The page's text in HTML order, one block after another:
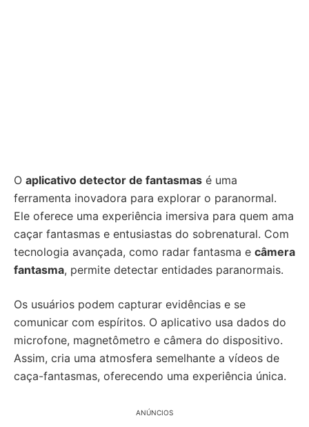
O aplicativo detector de fantasmas é uma
ferramenta inovadora para explorar o paranormal.
Ele oferece uma experiência imersiva para quem ama
caçar fantasmas e entusiastas do sobrenatural. Com
tecnologia avançada, como radar fantasma e câmera
fantasma, permite detectar entidades paranormais.
Os usuários podem capturar evidências e se
comunicar com espíritos. O aplicativo usa dados do
microfone, magnetômetro e câmera do dispositivo.
Assim, cria uma atmosfera semelhante a vídeos de
caça-fantasmas, oferecendo uma experiência única.
ANÚNCIOS